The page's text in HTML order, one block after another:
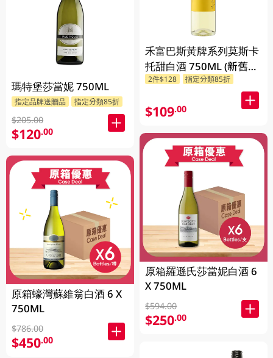
瑪特堡莎當妮 750ML
指定品牌送贈品 指定分類85折
$205.00
$120.00
原箱蠔灣蘇維翁白酒 6 X
750ML
$786.00
$450.00
禾富巴斯黃牌系列莫斯卡
托甜白酒 750ML (新舊包
裝隨機發貨)
2件$128 指定分類85折
$109.00
原箱羅遜氏莎當妮白酒 6
X 750ML
$594.00
$250.00